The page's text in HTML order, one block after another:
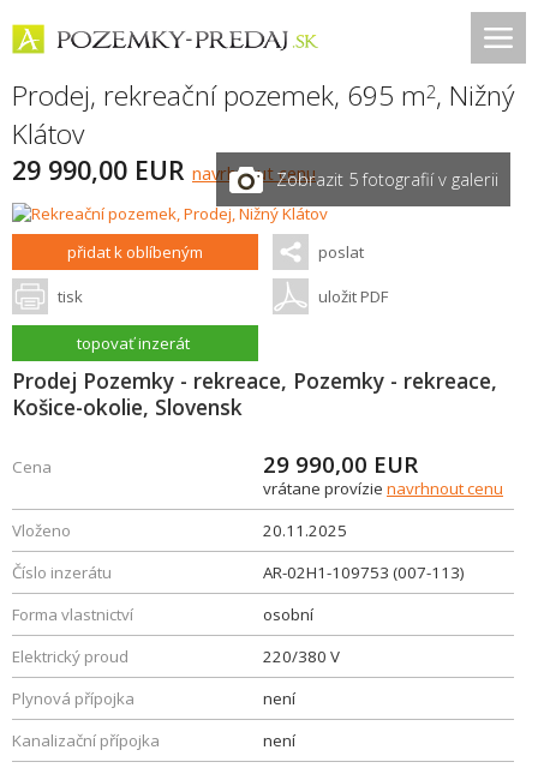
Prodej, rekreační pozemek, 695 m2, Nižný
Klátov
29 990,00 EUR navrhnout cenuZobrazit 5 fotografií v galerii
přidat k oblíbeným poslat
tisk uložit PDF
topovať inzerát
Prodej Pozemky - rekreace, Pozemky - rekreace,
Košice-okolie, Slovensk
Cena 29 990,00 EUR
vrátane provízie navrhnout cenu
Vloženo
20.11.2025
Číslo inzerátu
AR-02H1-109753 (007-113)
Forma vlastnictví
osobní
Elektrický proud
220/380 V
Plynová přípojka
není
Kanalizační přípojka
není